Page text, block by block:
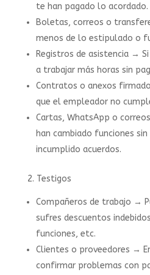
te han pagado lo acordado.
Boletas, correos o
menos de lo estipulado o
Registros de asistencia →
a trabajar más horas sin
Contratos o anexos
que el empleador no
Cartas, WhatsApp o
han cambiado funciones
incumplido acuerdos.
2. Testigos
Compañeros de trabajo →
sufres descuentos
funciones, etc.
Clientes o proveedores →
confirmar problemas con